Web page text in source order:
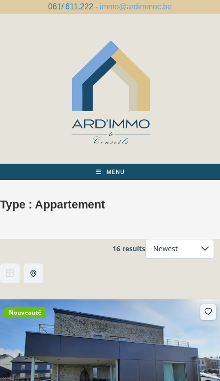
061/ 611.222 - immo@ardimmoc.be
MENU
Type : Appartement
16 results
Nouveauté